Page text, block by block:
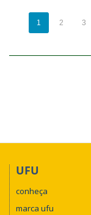
1 2 3
UFU
conheça
marca ufu